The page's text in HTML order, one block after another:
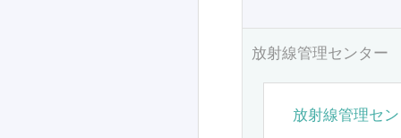
放射線管理センター
放射線管理セ